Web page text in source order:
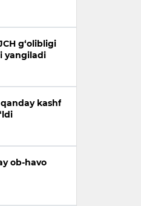
g‘olibligi
yangiladi
qanday kashf
ob-havo